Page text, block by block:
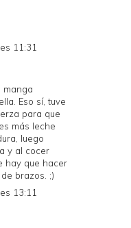
11:31
manga
Eso sí, tuve
para que
más leche
luego
y al cocer
hay que hacer
brazos. ;)
13:11